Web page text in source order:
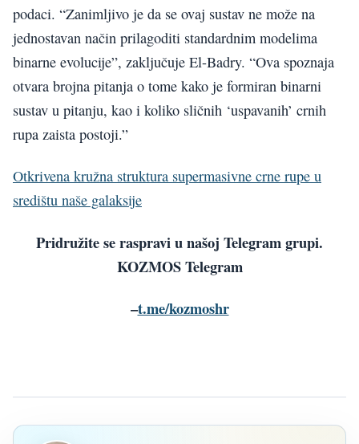
podaci. “Zanimljivo je da se ovaj sustav ne može na
jednostavan način prilagoditi standardnim modelima
binarne evolucije”, zaključuje El-Badry. “Ova spoznaja
otvara brojna pitanja o tome kako je formiran binarni
sustav u pitanju, kao i koliko sličnih ‘uspavanih’ crnih
rupa zaista postoji.”
Otkrivena kružna struktura supermasivne crne rupe u
središtu naše galaksije
Pridružite se raspravi u našoj Telegram grupi.
KOZMOS Telegram
–t.me/kozmoshr